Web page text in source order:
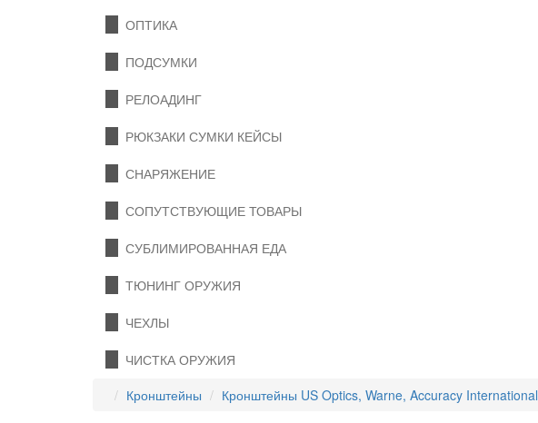
ОПТИКА
ПОДСУМКИ
РЕЛОАДИНГ
РЮКЗАКИ СУМКИ КЕЙСЫ
СНАРЯЖЕНИЕ
СОПУТСТВУЮЩИЕ ТОВАРЫ
СУБЛИМИРОВАННАЯ ЕДА
ТЮНИНГ ОРУЖИЯ
ЧЕХЛЫ
ЧИСТКА ОРУЖИЯ
Кронштейны
Кронштейны US Optics, Warne, Accuracy International